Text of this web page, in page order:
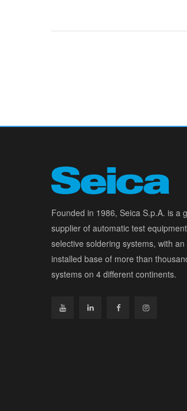
Founded in 1986, Seica S.p.A. is a
supplier of automatic test
selective soldering systems, with an
installed base of more than
systems on 4 different continents.